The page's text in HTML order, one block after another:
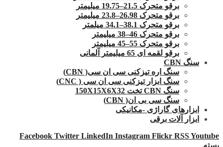
برقو متحرک 21.5–19.75 میلیمتر
برقو متحرک 26.98–23.8 میلیمتر
برقو متحرک 38.1–34.1 میلمتر
برقو متحرک 46–38 میلیمتر
برقو متحرک 55–45 میلیمتر
برقو لقمه ای 65 میلیمتر آلمانی
سنگ CBN
سنگ اره تیزکنی سی ان سی( CBN)
سنگ ابزار تیزکنی سی ان سی ( CNC)
سنگ CBN تخت 150X15X6X32
سنگ سی بی ان( CBN)
ابزارهای گاراژی -مکانیکی
ابزار آلات برقی
Facebook Twitter LinkedIn Instagram Flickr RSSYoutube